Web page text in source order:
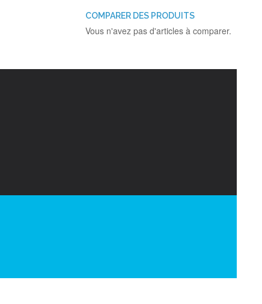
COMPARER DES PRODUITS
Vous n'avez pas d'articles à comparer.